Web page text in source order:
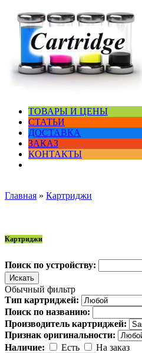
ТОВАРЫ И ЦЕНЫ
СТАТЬИ
ДОСТАВКА
ЗАКАЗ
КОНТАКТЫ
Главная » Картриджи
Картриджи
Поиск по устройству:
Обычный фильтр
Тип картриджей:
Поиск по названию:
Производитель картриджей:
Признак оригинальности:
Наличие:
Есть На заказ